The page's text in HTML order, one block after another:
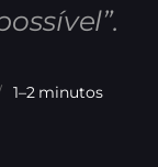
1–2 minutos